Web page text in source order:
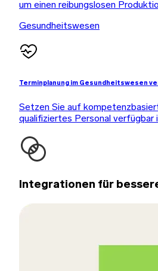
um einen reibungslosen
Gesundheitswesen
Terminplanung im Gesundheitswesen
Setzen Sie auf
qualifiziertes Personal verfügbar
Integrationen für